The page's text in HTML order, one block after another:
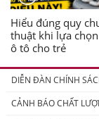
Hiểu đúng quy
thuật khi lựa
ô tô cho trẻ
DIỄN ĐÀN CHÍNH
CẢNH BÁO CHẤT